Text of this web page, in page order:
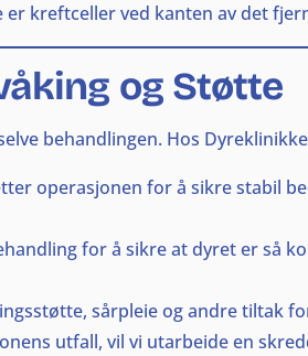
er kreftceller ved kanten av det
og Støtte
behandlingen. Hos
operasjonen for å sikre stabil
for å sikre at dyret er så
sårpleie og andre tiltak
utfall, vil vi utarbeide en